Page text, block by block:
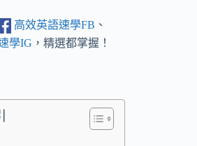
高效英語速學FB 、
學IG ，精選都掌握！